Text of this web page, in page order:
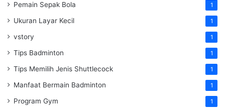
Pemain Sepak Bola 1
Ukuran Layar Kecil 1
vstory 1
Tips Badminton 1
Tips Memilih Jenis Shuttlecock 1
Manfaat Bermain Badminton 1
Program Gym 1